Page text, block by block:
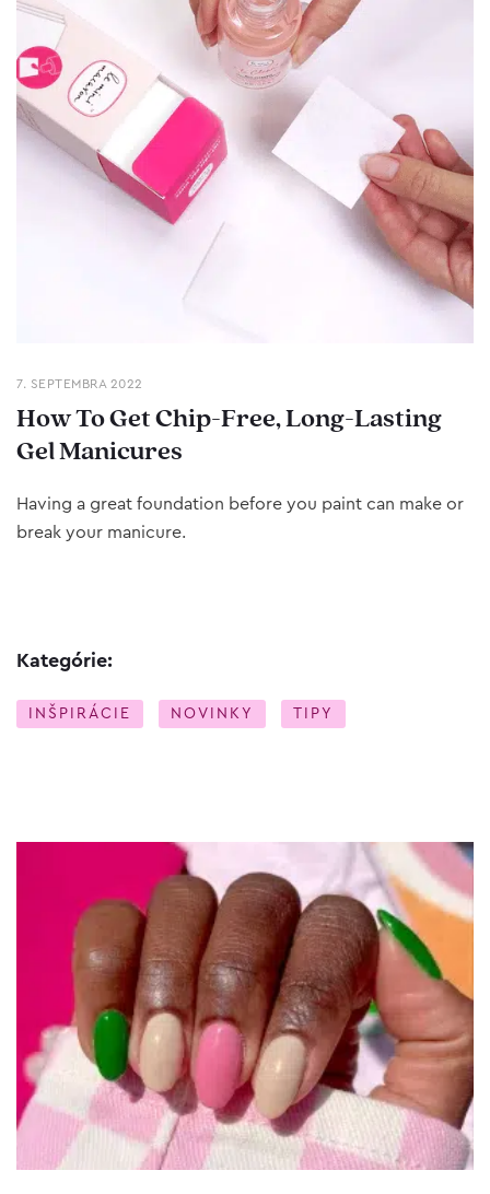
7. SEPTEMBRA 2022
How To Get Chip-Free, Long-Lasting
Gel Manicures
Having a great foundation before you paint can make or
break your manicure.
Kategórie:
INŠPIRÁCIE NOVINKY TIPY